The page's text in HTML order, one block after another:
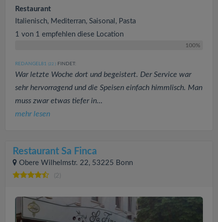
Restaurant
Italienisch, Mediterran, Saisonal, Pasta
1 von 1 empfehlen diese Location
100%
REDANGEL81 (22 ) FINDET:
War letzte Woche dort und begeistert. Der Service war
sehr hervorragend und die Speisen einfach himmlisch. Man
muss zwar etwas tiefer in...
mehr lesen
Restaurant Sa Finca
Obere Wilhelmstr. 22, 53225 Bonn
(2)